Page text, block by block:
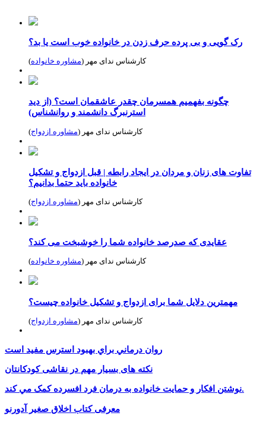
رک گویی و بی پرده حرف زدن در خانواده خوب است یا بد؟
کارشناس ندای مهر (مشاوره خانواده)
چگونه بفهمیم همسرمان چقدر عاشقمان است؟ (از دید
استرنبرگ دانشمند و روانشناس)
کارشناس ندای مهر (مشاوره ازدواج)
تفاوت های زنان و مردان در ایجاد رابطه | قبل ازدواج و تشکیل
خانواده باید حتما بدانیم؟
کارشناس ندای مهر (مشاوره ازدواج)
عقایدی که صدرصد خانواده شما را خوشبخت می کند؟
کارشناس ندای مهر (مشاوره خانواده)
مهمترین دلایل شما برای ازدواج و تشکیل خانواده چیست؟
کارشناس ندای مهر (مشاوره ازدواج)
روان ‌درماني براي بهبود استرس مفيد است
نکته های بسیار مهم در نقاشی کودکانتان
نوشتن افکار و حمايت خانواده به درمان فرد افسرده کمک مي کند.
معرفی کتاب اخلاق صغیر آدورنو